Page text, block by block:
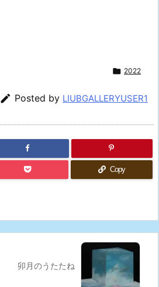
 2022
 Posted by LIUBGALLERYUSER1
Copy
卯月のうたたね